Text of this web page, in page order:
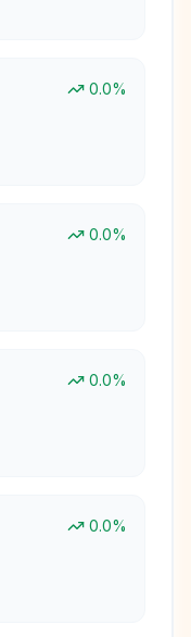
0.0%
0.0%
0.0%
0.0%